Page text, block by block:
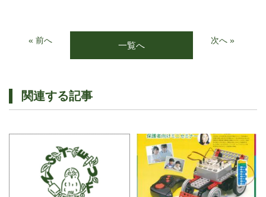
« 前へ 一覧へ 次へ »
関連する記事